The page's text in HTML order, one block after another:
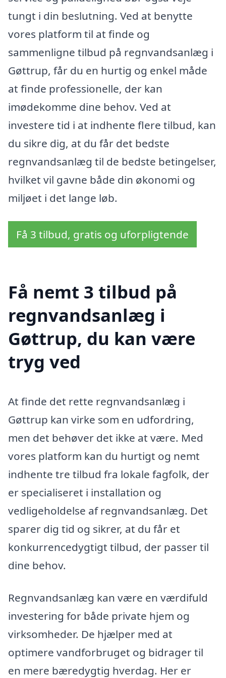
tungt i din beslutning. Ved at benytte
vores platform til at finde og
sammenligne tilbud på regnvandsanlæg i
Gøttrup, får du en hurtig og enkel måde
at finde professionelle, der kan
imødekomme dine behov. Ved at
investere tid i at indhente flere tilbud, kan
du sikre dig, at du får det bedste
regnvandsanlæg til de bedste betingelser,
hvilket vil gavne både din økonomi og
miljøet i det lange løb.
Få 3 tilbud, gratis og uforpligtende
Få nemt 3 tilbud på
regnvandsanlæg i
Gøttrup, du kan være
tryg ved
At finde det rette regnvandsanlæg i
Gøttrup kan virke som en udfordring,
men det behøver det ikke at være. Med
vores platform kan du hurtigt og nemt
indhente tre tilbud fra lokale fagfolk, der
er specialiseret i installation og
vedligeholdelse af regnvandsanlæg. Det
sparer dig tid og sikrer, at du får et
konkurrencedygtigt tilbud, der passer til
dine behov.
Regnvandsanlæg kan være en værdifuld
investering for både private hjem og
virksomheder. De hjælper med at
optimere vandforbruget og bidrager til
en mere bæredygtig hverdag. Her er